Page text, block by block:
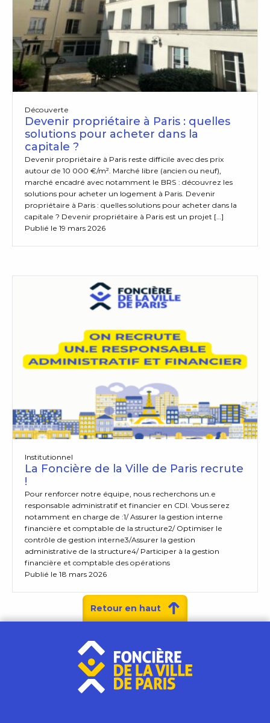
Devenir propriétaire à Paris : quelles
solutions pour acheter dans la
capitale ?
Découverte
Devenir propriétaire à Paris reste difficile avec des prix
autour de 10 000 €/m². Marché libre (ancien ou neuf),
marché encadré avec notamment le BRS : découvrez les
solutions pour acheter un logement à Paris. Devenir
propriétaire à Paris : quelles solutions pour acheter dans la
capitale ? Devenir propriétaire à Paris est un projet […]
Publié le 19 mars 2026
La Foncière de la Ville de Paris recrute
!
Institutionnel
Pour renforcer notre équipe, nous recherchons un.e
responsable administratif et financier en CDI. Vous serez
notamment en charge de :1/ Assurer la gestion interne
financière et comptable de la structure2/ Optimiser le
contrôle de gestion interne3/Assurer la gestion
administrative de la structure4/ Participer à la gestion
financière et comptable des opérations
Publié le 18 mars 2026
Retour en haut